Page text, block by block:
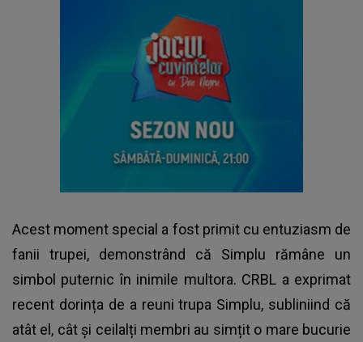
Acest moment special a fost primit cu entuziasm de
fanii trupei, demonstrând că Simplu rămâne un
simbol puternic în inimile multora. CRBL a exprimat
recent dorința de a reuni trupa Simplu, subliniind că
atât el, cât și ceilalți membri au simțit o mare bucurie